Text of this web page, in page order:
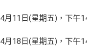
月11日(星期五)，下午
月18日(星期五)，下午